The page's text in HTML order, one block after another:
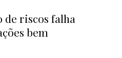
de riscos falha
bem